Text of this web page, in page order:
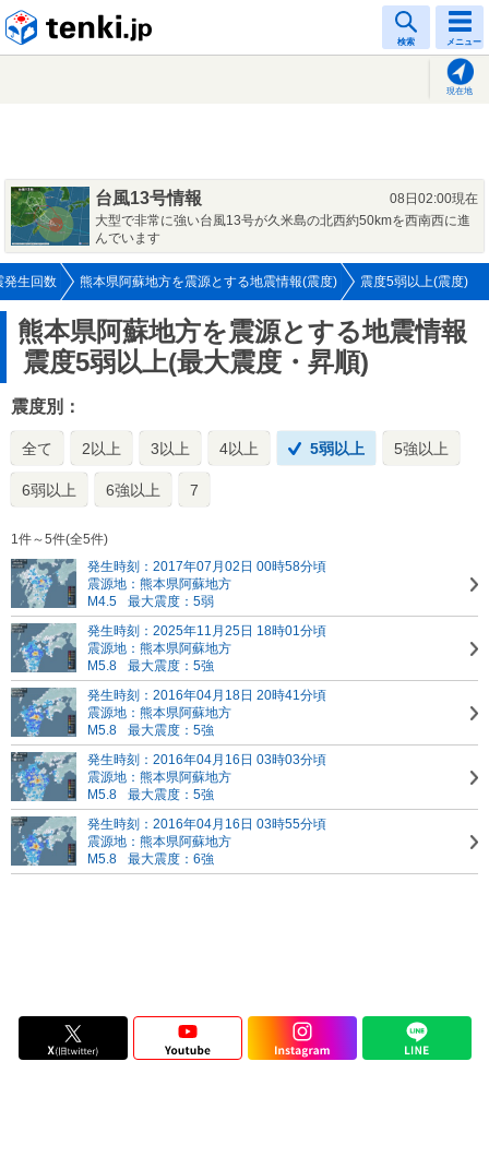
検索 メニュー
現在地
台風13号情報
08日02:00現在
大型で非常に強い台風13号が久米島の北西約50kmを西南西に進
んでいます
発生回数 熊本県阿蘇地方を震源とする地震情報(震度) 震度5弱以上(震度)
熊本県阿蘇地方を震源とする地震情報
震度5弱以上(最大震度・昇順)
震度別：
全て 2以上 3以上 4以上 5弱以上 5強以上
6弱以上 6強以上 7
1件～5件(全5件)
発生時刻：2017年07月02日 00時58分頃
震源地：熊本県阿蘇地方
M4.5
最大震度：5弱
発生時刻：2025年11月25日 18時01分頃
震源地：熊本県阿蘇地方
M5.8
最大震度：5強
発生時刻：2016年04月18日 20時41分頃
震源地：熊本県阿蘇地方
M5.8
最大震度：5強
発生時刻：2016年04月16日 03時03分頃
震源地：熊本県阿蘇地方
M5.8
最大震度：5強
発生時刻：2016年04月16日 03時55分頃
震源地：熊本県阿蘇地方
M5.8
最大震度：6強